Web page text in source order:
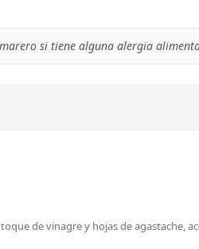
si tiene alguna alergia
de vinagre y hojas de agastache,